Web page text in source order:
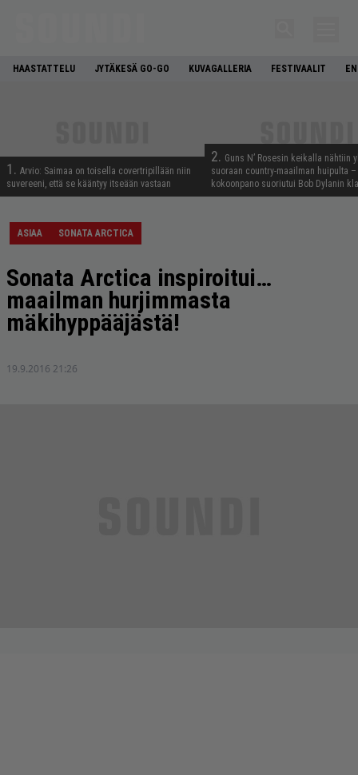
HAASTATTELU JYTÄKESÄ GO-GO KUVAGALLERIA FESTIVAALIT
1. Arvio: Saimaa on toisella covertripillään niin
suvereeni, että se kääntyy itseään vastaan
2. Guns N’ Rosesin keikalla nähtiin
suoraan country-maailman huipulta
kokoonpano suoriutui Bob Dylanin
ASIAA SONATA ARCTICA
Sonata Arctica inspiroitui…
maailman hurjimmasta
mäkihyppääjästä!
19.9.2016 21:26